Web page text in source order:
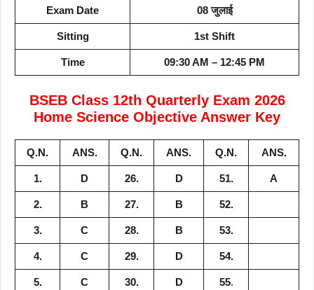
Exam Date 08 जुलाई
Sitting 1st Shift
Time 09:30 AM – 12:45 PM
BSEB Class 12th Quarterly Exam 2026
Home Science Objective Answer Key
Q.N. ANS. Q.N. ANS. Q.N. ANS.
1. D 26. D 51. A
2. B 27. B 52.
3. C 28. B 53.
4. C 29. D 54.
5. C 30. D 55.